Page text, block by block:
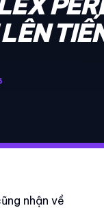
nhận về